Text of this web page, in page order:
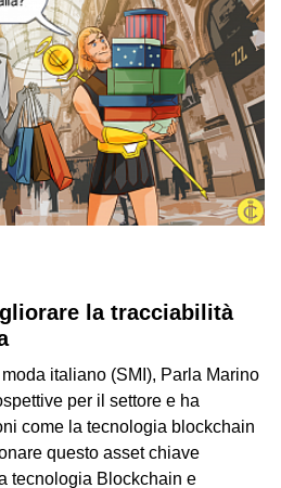
la tracciabilità
moda italiano (SMI), Parla Marino
per il settore e ha
come la tecnologia blockchain
questo asset chiave
tecnologia Blockchain e